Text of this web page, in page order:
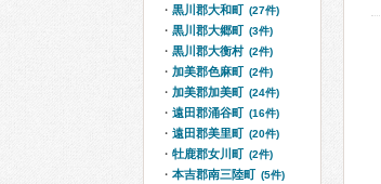
黒川郡大和町 (27件)
黒川郡大郷町 (3件)
黒川郡大衡村 (2件)
加美郡色麻町 (2件)
加美郡加美町 (24件)
遠田郡涌谷町 (16件)
遠田郡美里町 (20件)
牡鹿郡女川町 (2件)
本吉郡南三陸町 (5件)